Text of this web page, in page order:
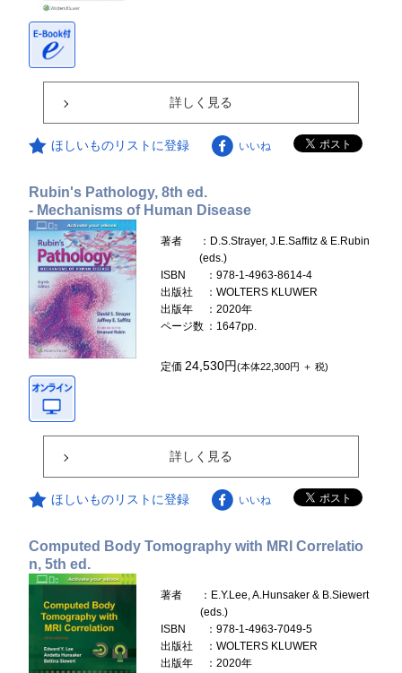
詳しく見る
ほしいものリストに登録 いいね
Rubin's Pathology, 8th ed.
- Mechanisms of Human Disease
著者
：D.S.Strayer, J.E.Saffitz & E.Rubin
(eds.)
ISBN
：978-1-4963-8614-4
出版社
：WOLTERS KLUWER
出版年
：2020年
ページ数 ：1647pp.
定価24,530円(本体22,300円 ＋ 税)
詳しく見る
ほしいものリストに登録 いいね
Computed Body Tomography with MRI Correlatio
n, 5th ed.
著者
：E.Y.Lee, A.Hunsaker & B.Siewert
(eds.)
ISBN
：978-1-4963-7049-5
出版社
：WOLTERS KLUWER
出版年
：2020年